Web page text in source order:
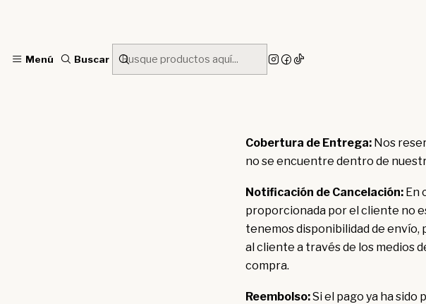
Menú Buscar
Cobertura de Entrega: Nos
no se encuentre dentro de
Notificación de Cancelación: En
proporcionada por el cliente no
tenemos disponibilidad de
al cliente a través de los medios
compra.
Reembolso:Si el pago ya ha sido